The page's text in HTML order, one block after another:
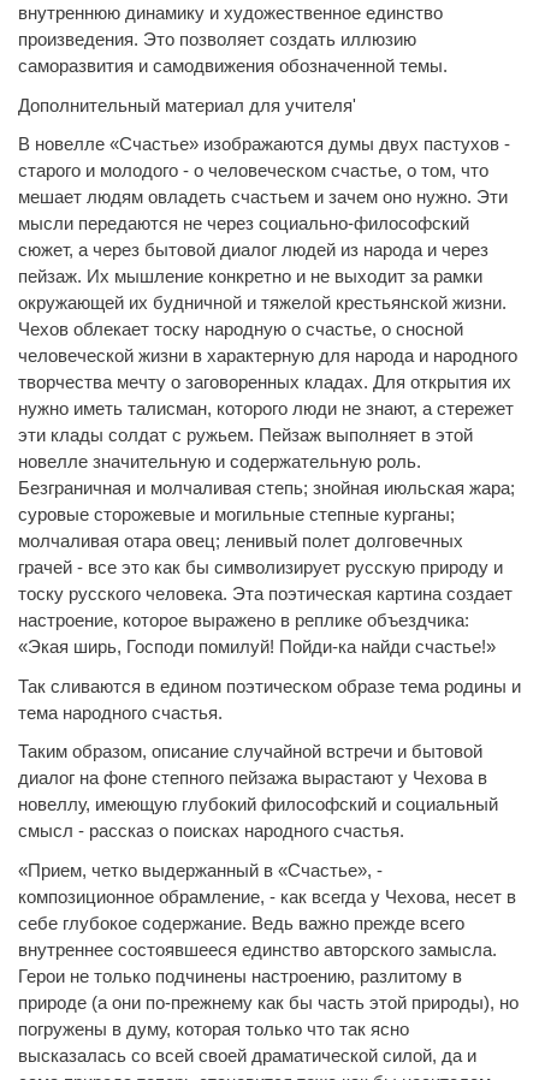
внутреннюю динамику и художественное единство
произведения. Это позволяет создать иллюзию
саморазвития и самодвижения обозначенной темы.
Дополнительный материал для учителя'
В новелле «Счастье» изображаются думы двух пастухов -
старого и молодого - о человеческом счастье, о том, что
мешает людям овладеть счастьем и зачем оно нужно. Эти
мысли передаются не через социально-философский
сюжет, а через бытовой диалог людей из народа и через
пейзаж. Их мышление конкретно и не выходит за рамки
окружающей их будничной и тяжелой крестьянской жизни.
Чехов облекает тоску народную о счастье, о сносной
человеческой жизни в характерную для народа и народного
творчества мечту о заговоренных кладах. Для открытия их
нужно иметь талисман, которого люди не знают, а стережет
эти клады солдат с ружьем. Пейзаж выполняет в этой
новелле значительную и содержательную роль.
Безграничная и молчаливая степь; знойная июльская жара;
суровые сторожевые и могильные степные курганы;
молчаливая отара овец; ленивый полет долговечных
грачей - все это как бы символизирует русскую природу и
тоску русского человека. Эта поэтическая картина создает
настроение, которое выражено в реплике объездчика:
«Экая ширь, Господи помилуй! Пойди-ка найди счастье!»
Так сливаются в едином поэтическом образе тема родины и
тема народного счастья.
Таким образом, описание случайной встречи и бытовой
диалог на фоне степного пейзажа вырастают у Чехова в
новеллу, имеющую глубокий философский и социальный
смысл - рассказ о поисках народного счастья.
«Прием, четко выдержанный в «Счастье», -
композиционное обрамление, - как всегда у Чехова, несет в
себе глубокое содержание. Ведь важно прежде всего
внутреннее состоявшееся единство авторского замысла.
Герои не только подчинены настроению, разлитому в
природе (а они по-прежнему как бы часть этой природы), но
погружены в думу, которая только что так ясно
высказалась со всей своей драматической силой, да и